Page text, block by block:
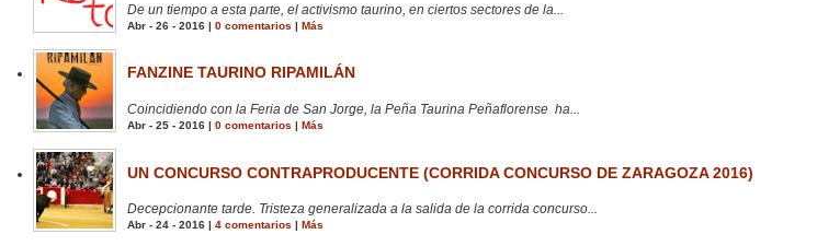
De un tiempo a esta parte, el activismo taurino, en ciertos sectores de la...
Abr - 26 - 2016 | 0 comentarios | Más
FANZINE TAURINO RIPAMILÁN
Coincidiendo con la Feria de San Jorge, la Peña Taurina Peñaflorense ha...
Abr - 25 - 2016 | 0 comentarios | Más
UN CONCURSO CONTRAPRODUCENTE (CORRIDA CONCURSO DE ZARAGOZA 2016)
Decepcionante tarde. Tristeza generalizada a la salida de la corrida concurso...
Abr - 24 - 2016 | 4 comentarios | Más